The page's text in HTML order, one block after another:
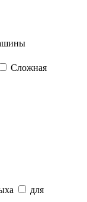
Сложная
для